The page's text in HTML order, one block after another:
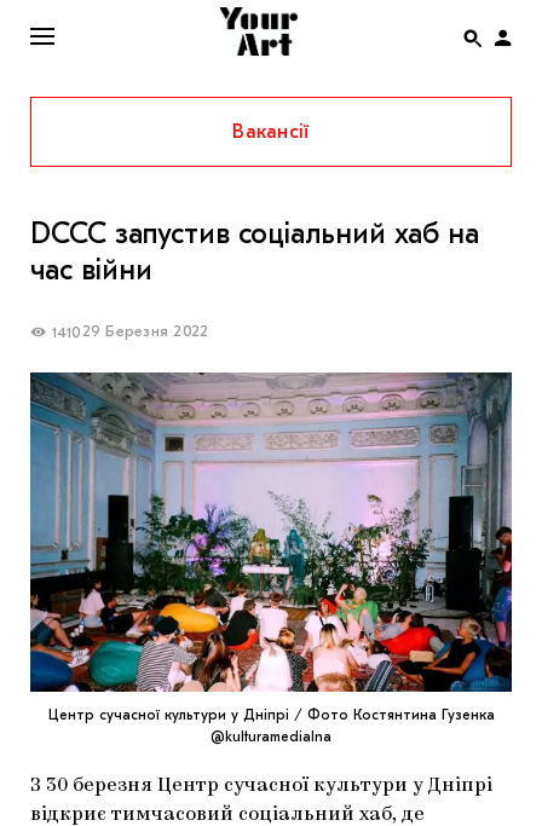
ENG
НОВИНИ
АФІША
КОЛОНКИ
СПЕЦПРОЄКТИ
THE UKRAINIAN PAVILION AT VENICE BIENNALE
2022
МАРІУПОЛЬСЬКІ МАРГІНАЛІЇ
ДОСЛІДНИЦЬКА ПЛАТФОРМА
ЗАПАЛЕННЯ
CARPATHIAN CULT ПРО РІЗДВЯНІ СВЯТА
Вакансії
DCCC запустив соціальний хаб на
час війни
1410 29 Березня 2022
Центр сучасної культури у Дніпрі / Фото Костянтина Гузенка
@kulturamedialna
З 30 березня Центр сучасної культури у Дніпрі
відкриє тимчасовий соціальний хаб, де